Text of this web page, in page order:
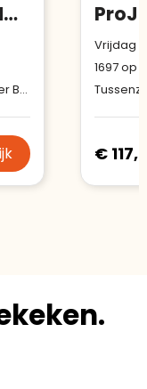
ProJob 9514 ORYX SANDAAL S1PS
Tussenzool: EVA EPR Loopzool: Rubber Boven materiaal: PU nubuck, mesh, TPU verstevigingen aan hiel en teen
Vrijdag
1697op
€